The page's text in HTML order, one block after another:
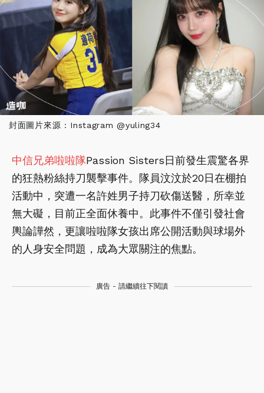
封面圖片來源 : Instagram @yuling34
中信兄弟啦啦隊Passion Sisters日前發生震驚各界
的狂熱粉絲持刀襲擊事件。隊員汶汶於20日在棚拍
活動中，突遭一名許姓男子持刀砍傷送醫，所幸並
無大礙，目前正全面休養中。此事件不僅引發社會
輿論譁然，更讓啦啦隊女孩出席公開活動與球場外
的人身安全問題，成為大眾關注的焦點。
廣告 - 請繼續往下閱讀